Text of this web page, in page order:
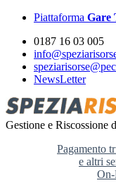
Piattaforma Gare
0187 16 03 005
NewsLetter
Gestione e Riscossione
Pagamento
e altri